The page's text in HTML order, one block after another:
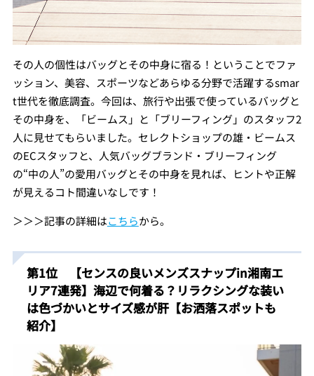
その人の個性はバッグとその中身に宿る！ということでファ
ッション、美容、スポーツなどあらゆる分野で活躍するsmar
t世代を徹底調査。今回は、旅行や出張で使っているバッグと
その中身を、「ビームス」と「ブリーフィング」のスタッフ2
人に見せてもらいました。セレクトショップの雄・ビームス
のECスタッフと、人気バッグブランド・ブリーフィング
の“中の人”の愛用バッグとその中身を見れば、ヒントや正解
が見えるコト間違いなしです！
＞＞＞記事の詳細はこちらから。
第1位 【センスの良いメンズスナップin湘南エ
リア7連発】海辺で何着る？リラクシングな装い
は色づかいとサイズ感が肝【お洒落スポットも
紹介】